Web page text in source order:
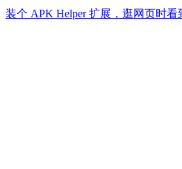
装个 APK Helper 扩展，逛网页时